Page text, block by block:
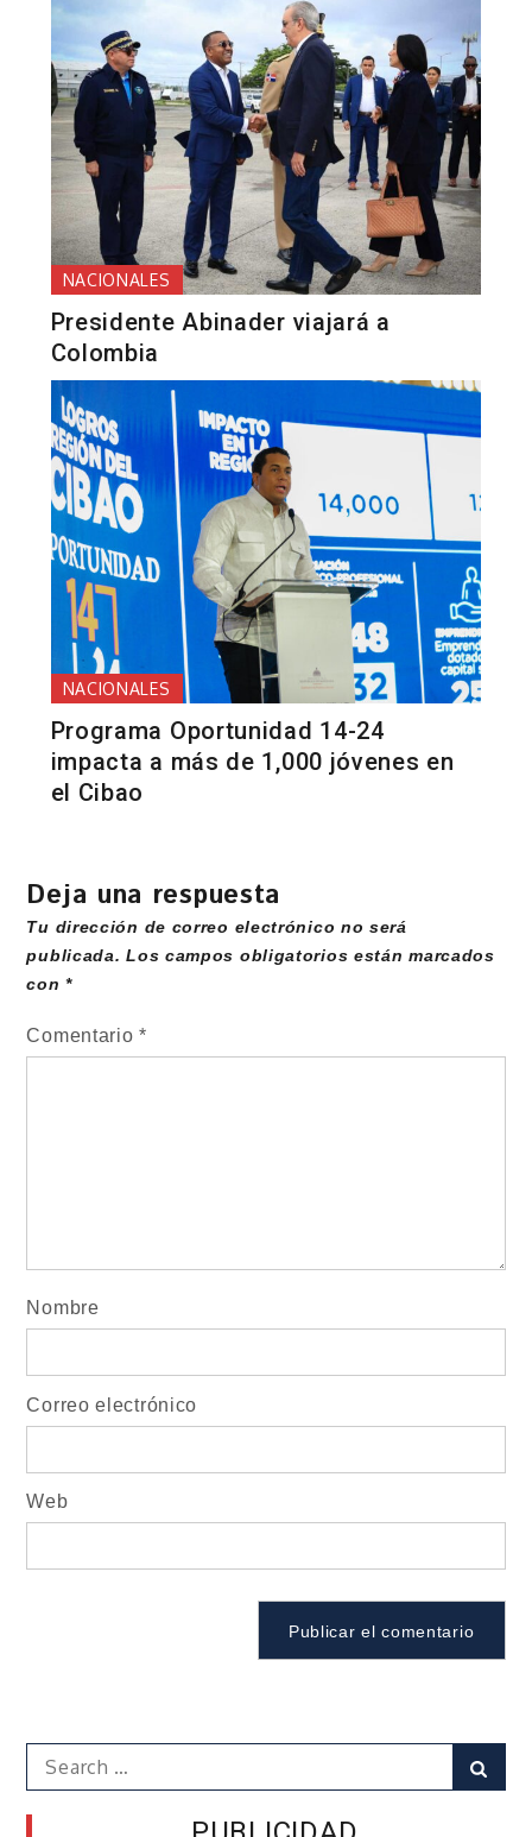
NACIONALES
Presidente Abinader viajará a
Colombia
NACIONALES
Programa Oportunidad 14-24
impacta a más de 1,000 jóvenes en
el Cibao
Deja una respuesta
Tu dirección de correo electrónico no será
publicada. Los campos obligatorios están marcados
con*
Comentario*
Nombre
Correo electrónico
Web
Search
for: